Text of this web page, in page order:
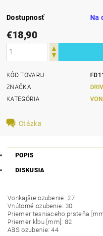
Dostupnosť Na
€18,90
KÓD TOVARU
ZNAČKA
KATEGÓRIA
Otázka
POPIS
DISKUSIA
Vonkajšie ozubenie: 27
Vnútorné ozubenie: 30
Priemer tesniaceho prsteňa
Priemer kĺbu [mm]: 82
ABS ozubenie: 44